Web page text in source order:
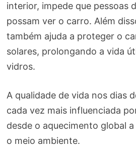
interior, impede que pessoas
possam ver o carro. Além
também ajuda a proteger o
solares, prolongando a vida
vidros.
A qualidade de vida nos dias
cada vez mais influenciada
desde o aquecimento global
o meio ambiente.